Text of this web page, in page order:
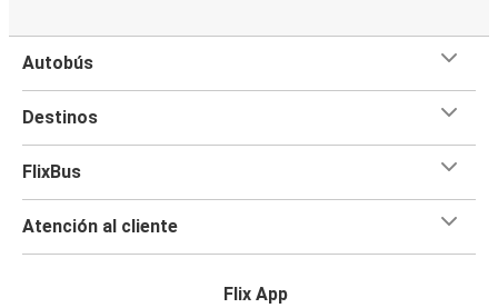
Autobús
Destinos
FlixBus
Atención al cliente
Flix App